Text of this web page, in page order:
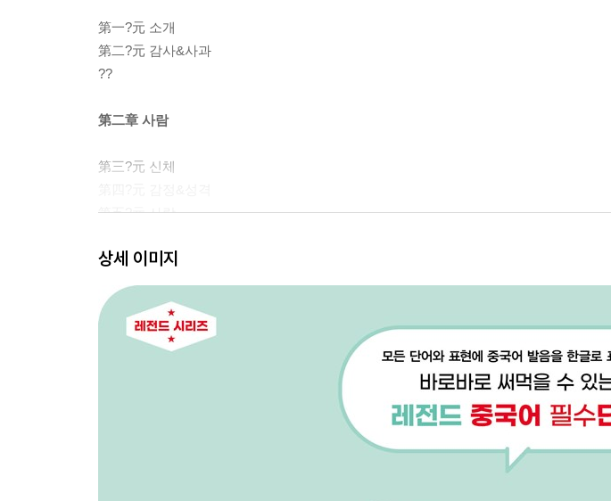
第一?元 소개
第二?元 감사&사과
??
第二章 사람
第三?元 신체
第五?元 사랑
??
第三章 자연
第七?元 시간&날짜
상세 이미지